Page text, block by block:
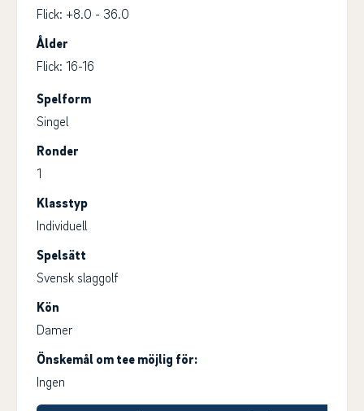
Flick: +8.0 - 36.0
Ålder
Flick: 16-16
Spelform
Singel
Ronder
1
Klasstyp
Individuell
Spelsätt
Svensk slaggolf
Kön
Damer
Önskemål om tee möjlig för:
Ingen